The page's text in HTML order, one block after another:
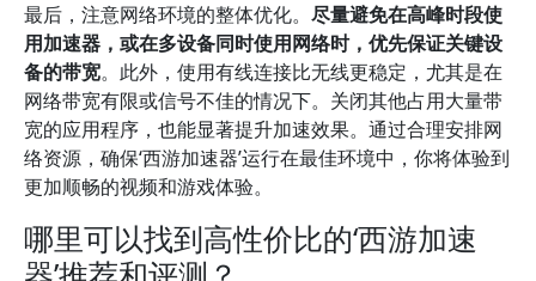
最后，注意网络环境的整体优化。 尽量避免在高峰时段使
用加速器，或在多设备同时使用网络时，优先保证关键设
备的带宽。此外，使用有线连接比无线更稳定，尤其是在
网络带宽有限或信号不佳的情况下。关闭其他占用大量带
宽的应用程序，也能显著提升加速效果。通过合理安排网
络资源，确保‘西游加速器’运行在最佳环境中，你将体验到
更加顺畅的视频和游戏体验。
哪里可以找到高性价比的‘西游加速